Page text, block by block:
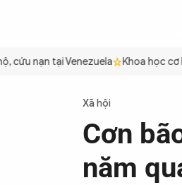
nạn tại Venezuela Khoa học cơ
Xã hội
Cơn
năm